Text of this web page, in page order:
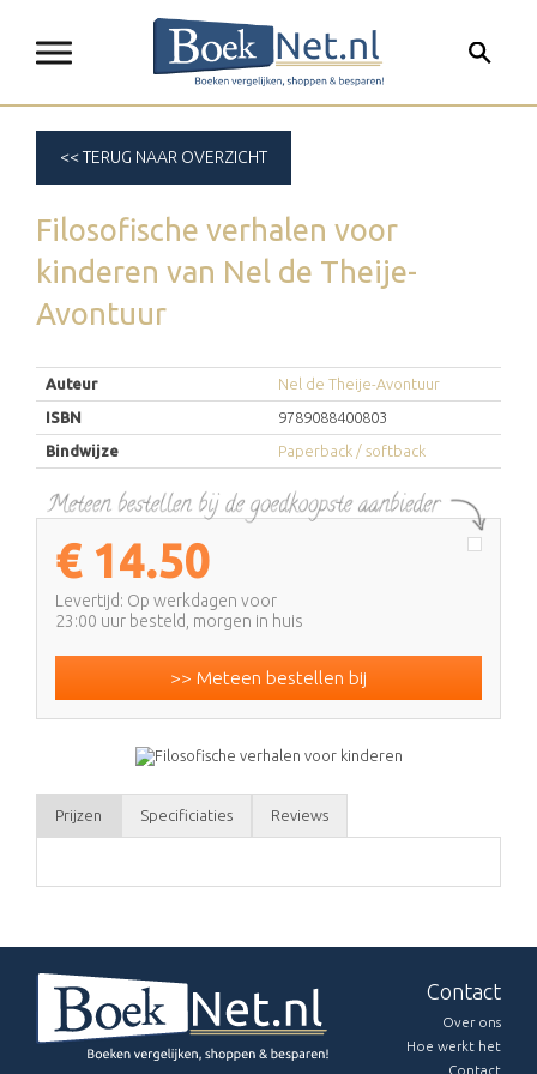
<< TERUG NAAR OVERZICHT
Filosofische verhalen voor
kinderen van Nel de Theije-
Avontuur
Auteur
Nel de Theije-Avontuur
ISBN
9789088400803
Bindwijze
Paperback / softback
€ 14.50
Levertijd: Op werkdagen voor
23:00 uur besteld, morgen in huis
>> Meteen bestellen bij
Prijzen Specificiaties Reviews
Contact
Over ons
Hoe werkt het
Contact